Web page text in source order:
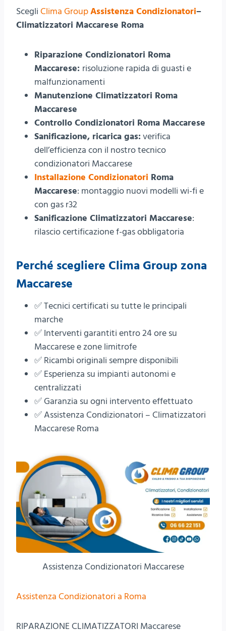
Scegli Clima GroupAssistenza Condizionatori–
Climatizzatori Maccarese Roma
Riparazione Condizionatori Roma
Maccarese: risoluzione rapida di guasti e
malfunzionamenti
Manutenzione Climatizzatori Roma
Maccarese
Controllo Condizionatori Roma Maccarese
Sanificazione, ricarica gas: verifica
dell’efficienza con il nostro tecnico
condizionatori Maccarese
Installazione Condizionatori Roma
Maccarese: montaggio nuovi modelli wi-fi e
con gas r32
Sanificazione Climatizzatori Maccarese:
rilascio certificazione f-gas obbligatoria
Perché scegliere Clima Group zona
Maccarese
✅ Tecnici certificati su tutte le principali
marche
✅ Interventi garantiti entro 24 ore su
Maccarese e zone limitrofe
✅ Ricambi originali sempre disponibili
✅ Esperienza su impianti autonomi e
centralizzati
✅ Garanzia su ogni intervento effettuato
✅ Assistenza Condizionatori – Climatizzatori
Maccarese Roma
Assistenza Condizionatori Maccarese
Assistenza Condizionatori a Roma
RIPARAZIONE CLIMATIZZATORI Maccarese